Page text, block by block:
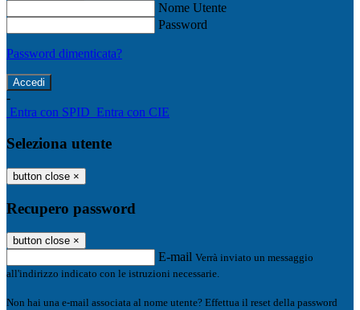
Nome Utente
Password
Password dimenticata?
-
Entra con SPID Entra con CIE
Seleziona utente
button close ×
Recupero password
button close ×
E-mail Verrà inviato un messaggio
all'indirizzo indicato con le istruzioni necessarie.
Non hai una e-mail associata al nome utente? Effettua il reset della password